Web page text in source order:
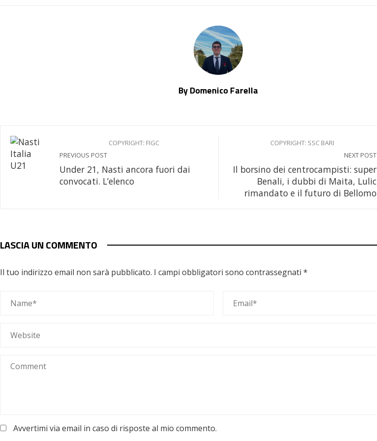
By Domenico Farella
COPYRIGHT: FIGC
PREVIOUS POST
Under 21, Nasti ancora fuori dai
convocati. L’elenco
COPYRIGHT: SSC BARI
NEXT POST
Il borsino dei centrocampisti: super
Benali, i dubbi di Maita, Lulic
rimandato e il futuro di Bellomo
LASCIA UN COMMENTO
Il tuo indirizzo email non sarà pubblicato. I campi obbligatori sono contrassegnati *
Avvertimi via email in caso di risposte al mio commento.